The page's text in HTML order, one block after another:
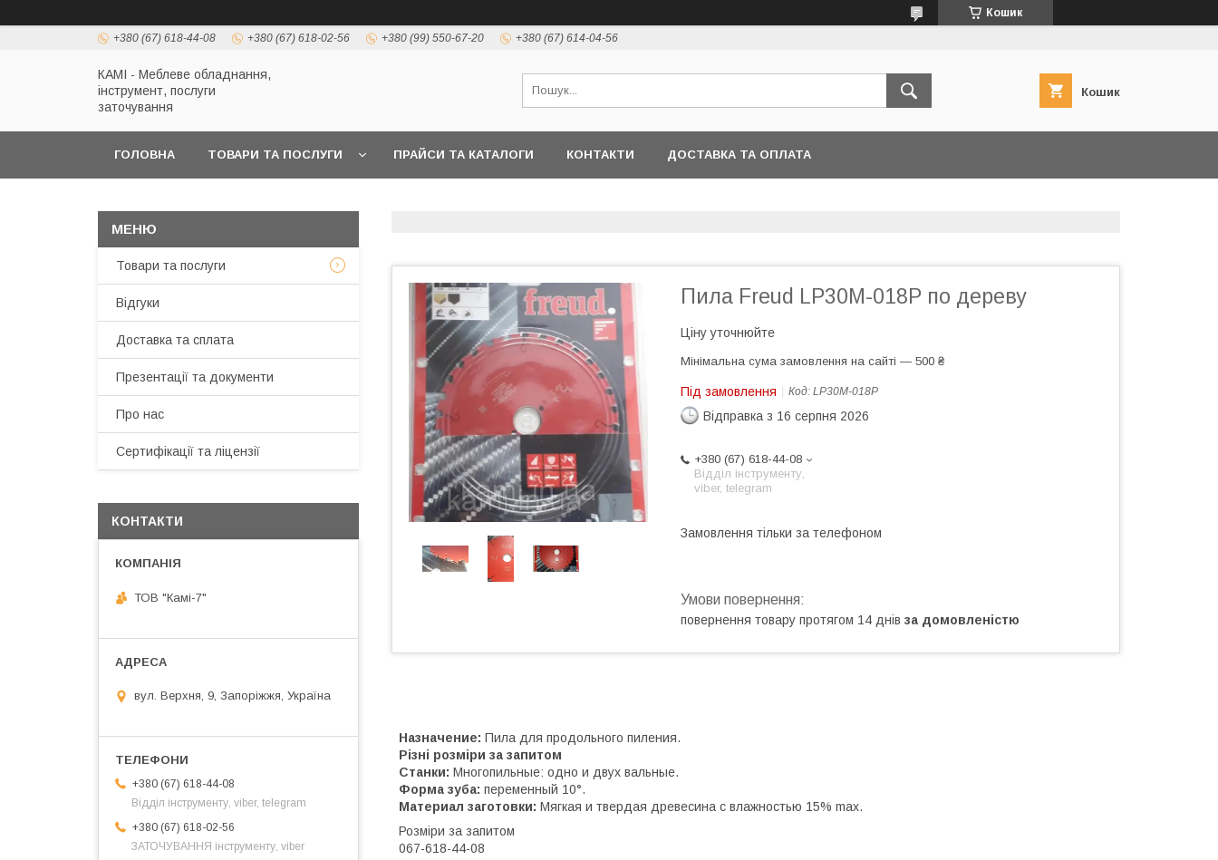
Кошик
+380 (67) 618-44-08 +380 (67) 618-02-56 +380 (99) 550-67-20 +380 (67) 614-04-56
КАМІ - Меблеве обладнання,
інструмент, послуги
заточування
Кошик
ГОЛОВНА ТОВАРИ ТА ПОСЛУГИ ПРАЙСИ ТА КАТАЛОГИ КОНТАКТИ ДОСТАВКА ТА ОПЛАТА
Пилa Freud LP30M-018P по дереву
Ціну уточнюйте
Мінімальна сума замовлення на сайті — 500 ₴
Під замовлення Код: LP30M-018P
Відправка з 16 серпня 2026
+380 (67) 618-44-08
Відділ інструменту,
viber, telegram
Замовлення тільки за телефоном
повернення товару протягом 14 днів за домовленістю
Назначение: Пила для продольного пиления.
Різні розміри за запитом
Станки: Многопильные: одно и двух вальные.
Форма зуба: переменный 10°.
Материал заготовки: Мягкая и твердая древесина с влажностью 15% max.
Розміри за запитом
067-618-44-08
Товари та послуги
Відгуки
Доставка та сплата
Презентації та документи
Про нас
Сертифікації та ліцензії
КОНТАКТИ
ТОВ "Камі-7"
вул. Верхня, 9, Запоріжжя, Україна
+380 (67) 618-44-08
Відділ інструменту, viber, telegram
+380 (67) 618-02-56
ЗАТОЧУВАННЯ інструменту, viber